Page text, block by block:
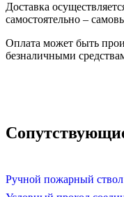
Доставка
самостоятельно –
Оплата может быть
безналичными
Ручной пожарный